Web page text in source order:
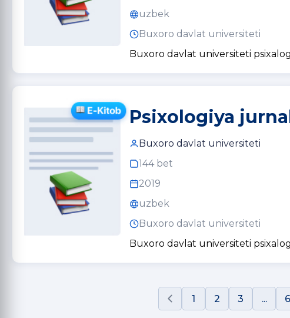
uzbek
Buxoro davlat universiteti
Buxoro davlat universiteti
Psixologiya
Buxoro davlat universiteti
144 bet
2019
uzbek
Buxoro davlat universiteti
Buxoro davlat universiteti
1 2 3 ... 6